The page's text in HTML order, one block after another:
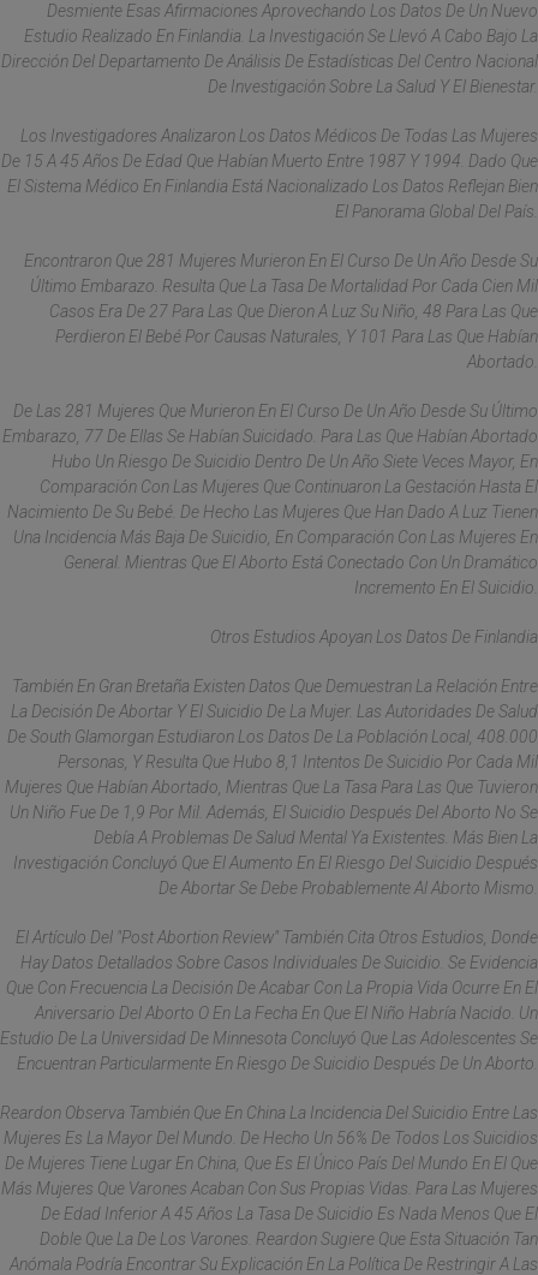
Desmiente Esas Afirmaciones Aprovechando Los Datos De Un Nuevo
Estudio Realizado En Finlandia. La Investigación Se Llevó A Cabo Bajo La
Dirección Del Departamento De Análisis De Estadísticas Del Centro Nacional
De Investigación Sobre La Salud Y El Bienestar.
Los Investigadores Analizaron Los Datos Médicos De Todas Las Mujeres
De 15 A 45 Años De Edad Que Habían Muerto Entre 1987 Y 1994. Dado Que
El Sistema Médico En Finlandia Está Nacionalizado Los Datos Reflejan Bien
El Panorama Global Del País.
Encontraron Que 281 Mujeres Murieron En El Curso De Un Año Desde Su
Último Embarazo. Resulta Que La Tasa De Mortalidad Por Cada Cien Mil
Casos Era De 27 Para Las Que Dieron A Luz Su Niño, 48 Para Las Que
Perdieron El Bebé Por Causas Naturales, Y 101 Para Las Que Habían
Abortado.
De Las 281 Mujeres Que Murieron En El Curso De Un Año Desde Su Último
Embarazo, 77 De Ellas Se Habían Suicidado. Para Las Que Habían Abortado
Hubo Un Riesgo De Suicidio Dentro De Un Año Siete Veces Mayor, En
Comparación Con Las Mujeres Que Continuaron La Gestación Hasta El
Nacimiento De Su Bebé. De Hecho Las Mujeres Que Han Dado A Luz Tienen
Una Incidencia Más Baja De Suicidio, En Comparación Con Las Mujeres En
General. Mientras Que El Aborto Está Conectado Con Un Dramático
Incremento En El Suicidio.
Otros Estudios Apoyan Los Datos De Finlandia
También En Gran Bretaña Existen Datos Que Demuestran La Relación Entre
La Decisión De Abortar Y El Suicidio De La Mujer. Las Autoridades De Salud
De South Glamorgan Estudiaron Los Datos De La Población Local, 408.000
Personas, Y Resulta Que Hubo 8,1 Intentos De Suicidio Por Cada Mil
Mujeres Que Habían Abortado, Mientras Que La Tasa Para Las Que Tuvieron
Un Niño Fue De 1,9 Por Mil. Además, El Suicidio Después Del Aborto No Se
Debía A Problemas De Salud Mental Ya Existentes. Más Bien La
Investigación Concluyó Que El Aumento En El Riesgo Del Suicidio Después
De Abortar Se Debe Probablemente Al Aborto Mismo.
El Artículo Del "Post Abortion Review" También Cita Otros Estudios, Donde
Hay Datos Detallados Sobre Casos Individuales De Suicidio. Se Evidencia
Que Con Frecuencia La Decisión De Acabar Con La Propia Vida Ocurre En El
Aniversario Del Aborto O En La Fecha En Que El Niño Habría Nacido. Un
Estudio De La Universidad De Minnesota Concluyó Que Las Adolescentes Se
Encuentran Particularmente En Riesgo De Suicidio Después De Un Aborto.
Reardon Observa También Que En China La Incidencia Del Suicidio Entre Las
Mujeres Es La Mayor Del Mundo. De Hecho Un 56% De Todos Los Suicidios
De Mujeres Tiene Lugar En China, Que Es El Único País Del Mundo En El Que
Más Mujeres Que Varones Acaban Con Sus Propias Vidas. Para Las Mujeres
De Edad Inferior A 45 Años La Tasa De Suicidio Es Nada Menos Que El
Doble Que La De Los Varones. Reardon Sugiere Que Esta Situación Tan
Anómala Podría Encontrar Su Explicación En La Política De Restringir A Las